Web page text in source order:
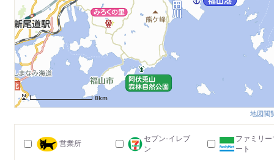
8km
地図閲
営業所
セブン-イレブ
ン
ファミリー
ート